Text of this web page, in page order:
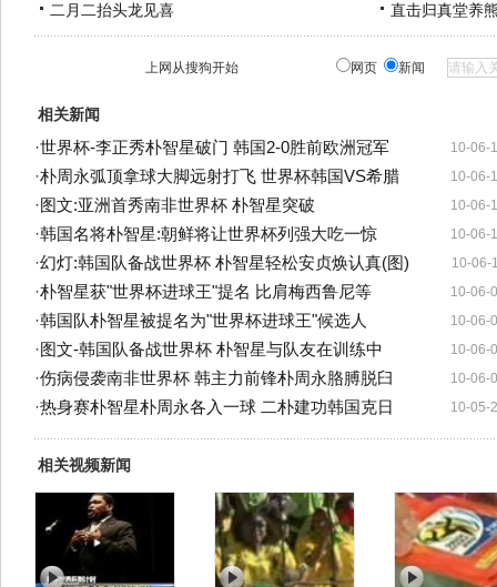
二月二抬头龙见喜 直击归真堂养
上网从搜狗开始 网页 新闻
相关新闻
10-06-
·世界杯-李正秀朴智星破门 韩国2-0胜前欧洲冠军
10-06-
·朴周永弧顶拿球大脚远射打飞 世界杯韩国VS希腊
10-06-
· 图文:亚洲首秀南非世界杯 朴智星突破
10-06-
·韩国名将朴智星:朝鲜将让世界杯列强大吃一惊
10-06-
·幻灯:韩国队备战世界杯 朴智星轻松安贞焕认真(图)
10-06-
·朴智星获"世界杯进球王"提名 比肩梅西鲁尼等
10-06-
·韩国队朴智星被提名为"世界杯进球王"候选人
10-06-
· 图文-韩国队备战世界杯 朴智星与队友在训练中
10-06-
·伤病侵袭南非世界杯 韩主力前锋朴周永胳膊脱臼
10-05-
·热身赛朴智星朴周永各入一球 二朴建功韩国克日
相关视频新闻